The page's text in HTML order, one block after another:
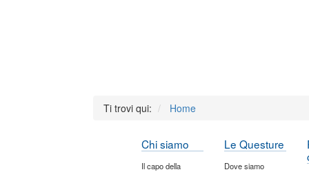
Ti trovi qui: Home
Chi siamo
Il capo della
Le Questure
Dove siamo